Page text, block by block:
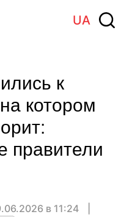
UA
к
котором
правители
в 11:24